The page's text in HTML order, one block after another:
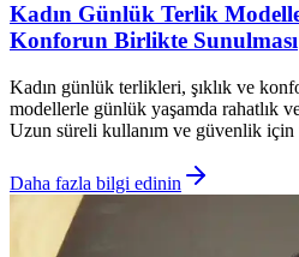
Kadın Günlük Terlik
Konforun Birlikte Sunulması
Kadın günlük terlikleri, şıklık ve
modellerle günlük yaşamda rahatlık
Uzun süreli kullanım ve güvenlik için
Daha fazla bilgi edinin